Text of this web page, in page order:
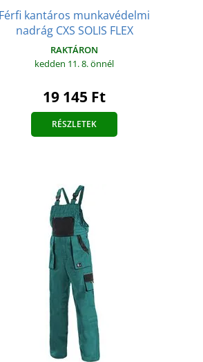
Férfi kantáros munkavédelmi
nadrág CXS SOLIS FLEX
RAKTÁRON
kedden 11. 8.önnél
19 145 Ft
RÉSZLETEK